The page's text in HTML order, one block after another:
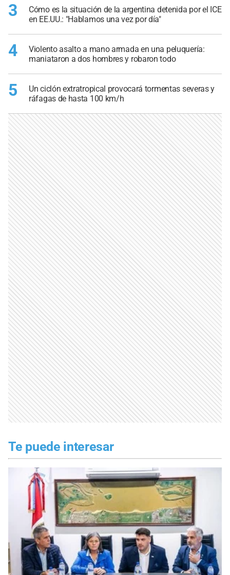
3
Cómo es la situación de la argentina detenida por el ICE
en EE.UU.: "Hablamos una vez por día"
4
Violento asalto a mano armada en una peluquería:
maniataron a dos hombres y robaron todo
5
Un ciclón extratropical provocará tormentas severas y
ráfagas de hasta 100 km/h
Te puede interesar